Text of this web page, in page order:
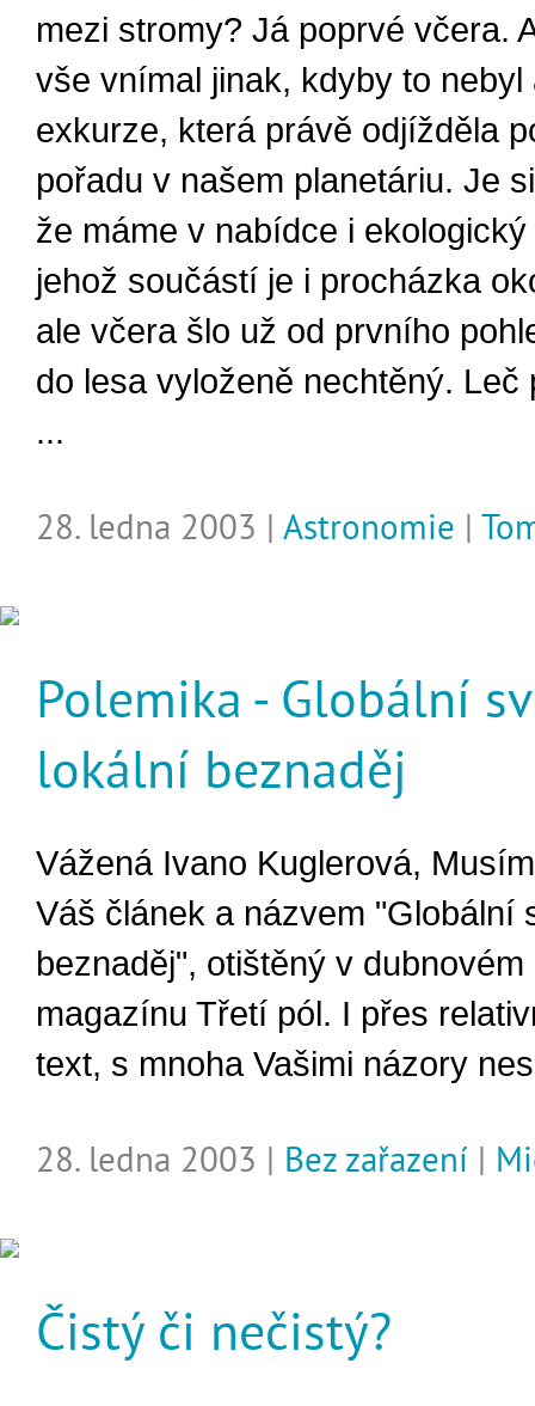
mezi stromy? Já poprvé včera.
vše vnímal jinak, kdyby to nebyl
exkurze, která právě odjížděla
pořadu v našem planetáriu. Je
že máme v nabídce i ekologický
jehož součástí je i procházka
ale včera šlo už od prvního
do lesa vyloženě nechtěný. Leč
...
28. ledna 2003 | Astronomie |
Polemika - Globální
lokální beznaděj
Vážená Ivano Kuglerová,
Váš článek a názvem "Globální
beznaděj", otištěný v
magazínu Třetí pól. I přes
text, s mnoha Vašimi názory
28. ledna 2003 | Bez zařazení |
Čistý či nečistý?